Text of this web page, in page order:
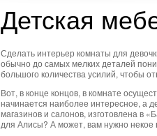
Детская
Сделать интерьер комнаты для
обычно до самых мелких деталей
большого количества усилий, чтобы
Вот, в конце концов, в комнате
начинается наиболее интересное, а
магазинов и салонов, изготовлена в
для Алисы? А может, вам нужно